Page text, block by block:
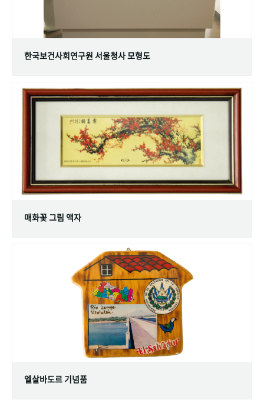
한국보건사회연구원 서울청사 모형도
매화꽃 그림 액자
엘살바도르 기념품